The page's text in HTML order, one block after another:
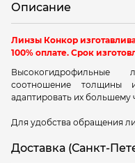
Описание
Линзы Конкор
100% оплате. Срок
соотношение толщины
адаптировать их большему
Для удобства обращения
Доставка (Санкт-